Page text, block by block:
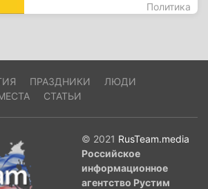
Политика
ПРАЗДНИКИ
ЛЮДИ
СТАТЬИ
© 2021 RusTeam.media
Российское
информационное
агентство Рустим